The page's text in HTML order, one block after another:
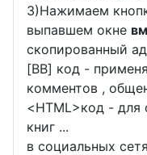
3)Нажимаем
выпавшем окне
скопированный
[BB] код -
комментов ,
<HTML>код - для
книг ...
в социальных